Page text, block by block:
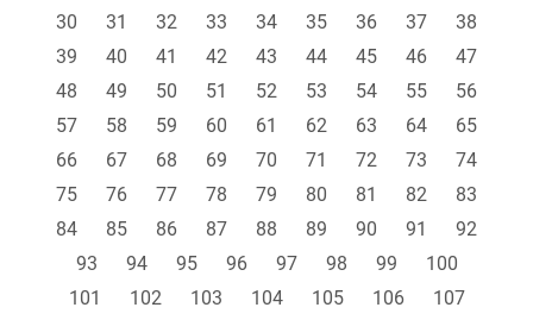
30
31 32 33 34 35 36 37
38
39
40 41 42 43 44 45 46
47
48
49 50 51 52 53 54 55
56
57
58 59 60 61 62 63 64
65
66
67 68 69 70 71 72 73
74
75
76 77 78 79 80 81 82
83
84
85 86 87 88 89 90 91
92
93
94 95 96 97 98 99
100
101
102 103 104 105 106
107